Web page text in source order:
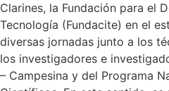
Clarines, la Fundación para el
Tecnología (Fundacite) en el
diversas jornadas junto a los
los investigadores e
– Campesina y del Programa